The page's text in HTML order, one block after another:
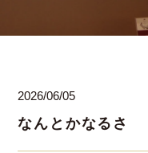
2026/06/05
なんとかなるさ